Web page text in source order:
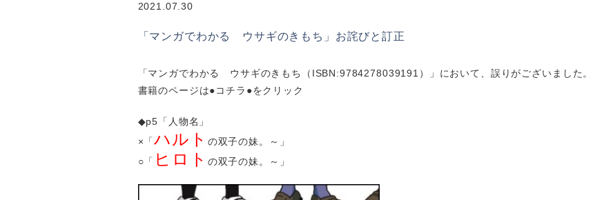
2021.07.30
「マンガでわかる ウサギのきもち」お詫びと訂正
「マンガでわかる ウサギのきもち（ISBN:9784278039191）」において、誤りがございました。
書籍のページは●コチラ●をクリック
◆p5「人物名」
×「ハルト の双子の妹。～」
○「 ヒロト の双子の妹。～」